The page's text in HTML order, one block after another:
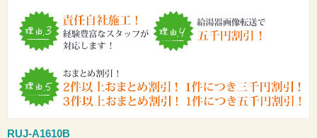
RUJ-A1610B